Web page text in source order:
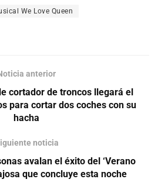
We Love Queen
anterior
cortador de troncos llegará el
para cortar dos coches con su
hacha
noticia
avalan el éxito del ‘Verano
que concluye esta noche